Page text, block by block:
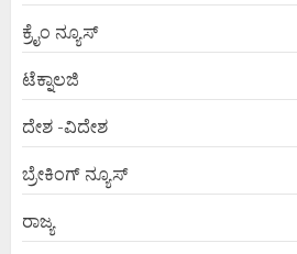
ಕ್ರೈಂ ನ್ಯೂಸ್
ಟೆಕ್ನಾಲಜಿ
ದೇಶ -ವಿದೇಶ
ಬ್ರೇಕಿಂಗ್ ನ್ಯೂಸ್
ರಾಜ್ಯ